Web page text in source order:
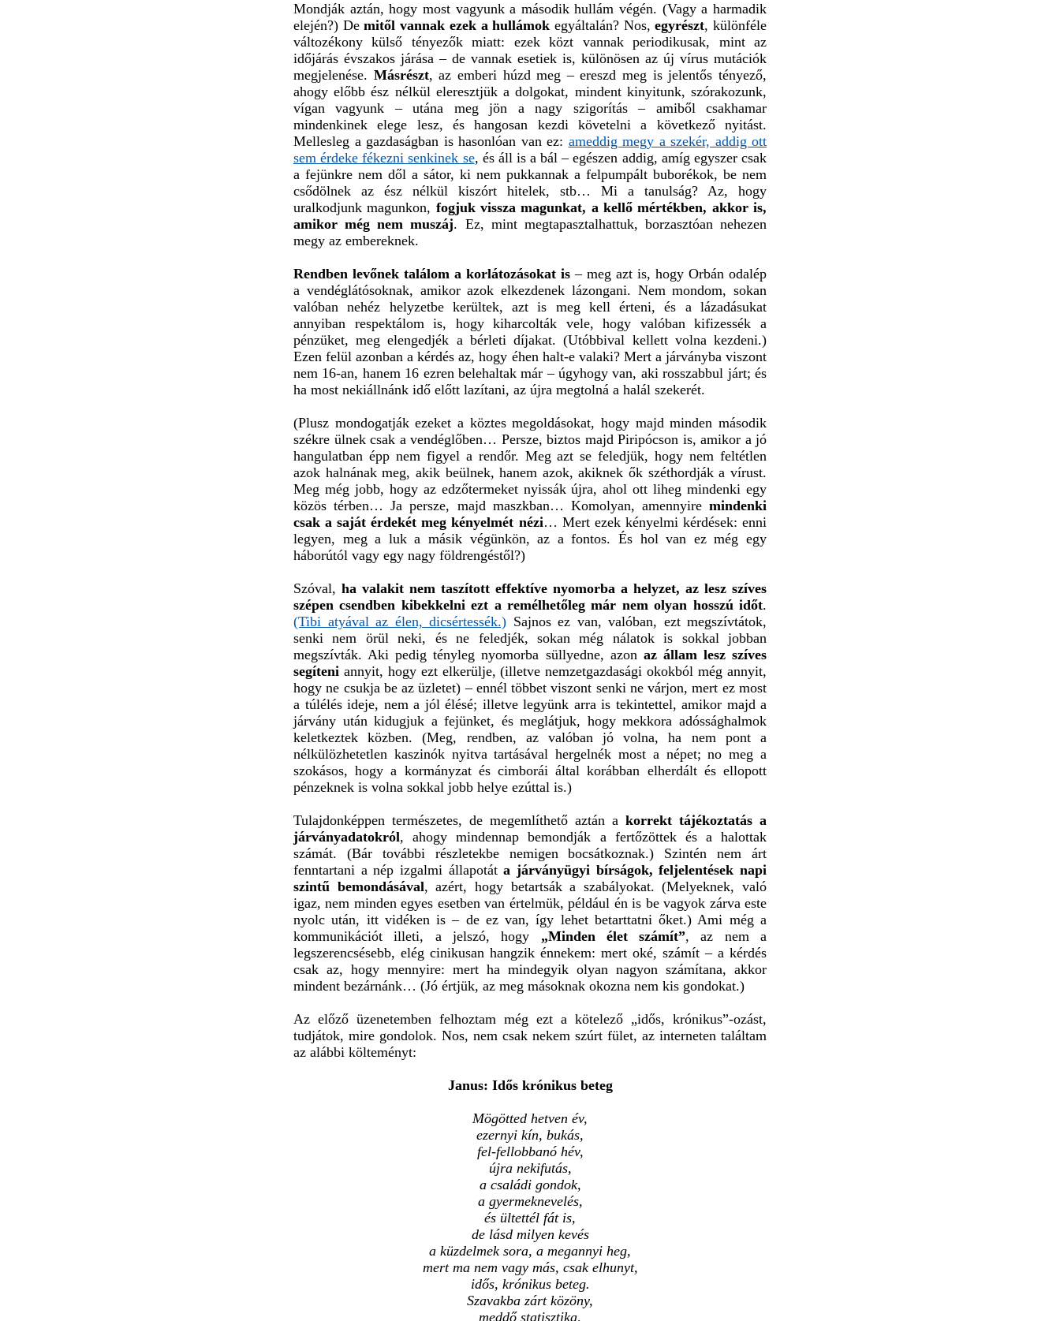
Mondják aztán, hogy most vagyunk a második hullám végén. (Vagy a harmadik
elején?) Demitől vannak ezek a hullámok egyáltalán? Nos,egyrészt, különféle
változékony külső tényezők miatt: ezek közt vannak periodikusak, mint az
időjárás évszakos járása – de vannak esetiek is, különösen az új vírus mutációk
megjelenése. Másrészt, az emberi húzd meg – ereszd meg is jelentős tényező,
ahogy előbb ész nélkül eleresztjük a dolgokat, mindent kinyitunk, szórakozunk,
vígan vagyunk – utána meg jön a nagy szigorítás – amiből csakhamar
mindenkinek elege lesz, és hangosan kezdi követelni a következő nyitást.
Mellesleg a gazdaságban is hasonlóan van ez: ameddig megy a szekér, addig ott
sem érdeke fékezni senkinek se, és áll is a bál – egészen addig, amíg egyszer csak
a fejünkre nem dől a sátor, ki nem pukkannak a felpumpált buborékok, be nem
csődölnek az ész nélkül kiszórt hitelek, stb… Mi a tanulság? Az, hogy
uralkodjunk magunkon, fogjuk vissza magunkat, a kellő mértékben, akkor is,
amikor még nem muszáj. Ez, mint megtapasztalhattuk, borzasztóan nehezen
megy az embereknek.
Rendben levőnek találom a korlátozásokat is – meg azt is, hogy Orbán odalép
a vendéglátósoknak, amikor azok elkezdenek lázongani. Nem mondom, sokan
valóban nehéz helyzetbe kerültek, azt is meg kell érteni, és a lázadásukat
annyiban respektálom is, hogy kiharcolták vele, hogy valóban kifizessék a
pénzüket, meg elengedjék a bérleti díjakat. (Utóbbival kellett volna kezdeni.)
Ezen felül azonban a kérdés az, hogy éhen halt-e valaki? Mert a járványba viszont
nem 16-an, hanem 16 ezren belehaltak már – úgyhogy van, aki rosszabbul járt; és
ha most nekiállnánk idő előtt lazítani, az újra megtolná a halál szekerét.
(Plusz mondogatják ezeket a köztes megoldásokat, hogy majd minden második
székre ülnek csak a vendéglőben… Persze, biztos majd Piripócson is, amikor a jó
hangulatban épp nem figyel a rendőr. Meg azt se feledjük, hogy nem feltétlen
azok halnának meg, akik beülnek, hanem azok, akiknek ők széthordják a vírust.
Meg még jobb, hogy az edzőtermeket nyissák újra, ahol ott liheg mindenki egy
közös térben… Ja persze, majd maszkban… Komolyan, amennyire mindenki
csak a saját érdekét meg kényelmét nézi… Mert ezek kényelmi kérdések: enni
legyen, meg a luk a másik végünkön, az a fontos. És hol van ez még egy
háborútól vagy egy nagy földrengéstől?)
Szóval, ha valakit nem taszított effektíve nyomorba a helyzet, az lesz szíves
szépen csendben kibekkelni ezt a remélhetőleg már nem olyan hosszú időt.
(Tibi atyával az élen, dicsértessék.) Sajnos ez van, valóban, ezt megszívtátok,
senki nem örül neki, és ne feledjék, sokan még nálatok is sokkal jobban
megszívták. Aki pedig tényleg nyomorba süllyedne, azon az állam lesz szíves
segíteni annyit, hogy ezt elkerülje, (illetve nemzetgazdasági okokból még annyit,
hogy ne csukja be az üzletet) – ennél többet viszont senki ne várjon, mert ez most
a túlélés ideje, nem a jól élésé; illetve legyünk arra is tekintettel, amikor majd a
járvány után kidugjuk a fejünket, és meglátjuk, hogy mekkora adóssághalmok
keletkeztek közben. (Meg, rendben, az valóban jó volna, ha nem pont a
nélkülözhetetlen kaszinók nyitva tartásával hergelnék most a népet; no meg a
szokásos, hogy a kormányzat és cimborái által korábban elherdált és ellopott
pénzeknek is volna sokkal jobb helye ezúttal is.)
Tulajdonképpen természetes, de megemlíthető aztán a korrekt tájékoztatás a
járványadatokról, ahogy mindennap bemondják a fertőzöttek és a halottak
számát. (Bár további részletekbe nemigen bocsátkoznak.) Szintén nem árt
fenntartani a nép izgalmi állapotáta járványügyi bírságok, feljelentések napi
szintű bemondásával, azért, hogy betartsák a szabályokat. (Melyeknek, való
igaz, nem minden egyes esetben van értelmük, például én is be vagyok zárva este
nyolc után, itt vidéken is – de ez van, így lehet betarttatni őket.) Ami még a
kommunikációt illeti, a jelszó, hogy „Minden élet számít”, az nem a
legszerencsésebb, elég cinikusan hangzik énnekem: mert oké, számít – a kérdés
csak az, hogy mennyire: mert ha mindegyik olyan nagyon számítana, akkor
mindent bezárnánk… (Jó értjük, az meg másoknak okozna nem kis gondokat.)
Az előző üzenetemben felhoztam még ezt a kötelező „idős, krónikus”-ozást,
tudjátok, mire gondolok. Nos, nem csak nekem szúrt fület, az interneten találtam
az alábbi költeményt:
Janus: Idős krónikus beteg
Mögötted hetven év,
ezernyi kín, bukás,
fel-fellobbanó hév,
újra nekifutás,
a családi gondok,
a gyermeknevelés,
és ültettél fát is,
de lásd milyen kevés
a küzdelmek sora, a megannyi heg,
mert ma nem vagy más, csak elhunyt,
idős, krónikus beteg.
Szavakba zárt közöny,
meddő statisztika,